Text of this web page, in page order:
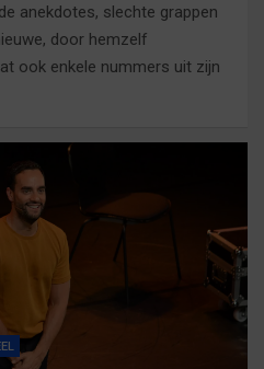
anekdotes, slechte grappen
door hemzelf
ook enkele nummers uit zijn